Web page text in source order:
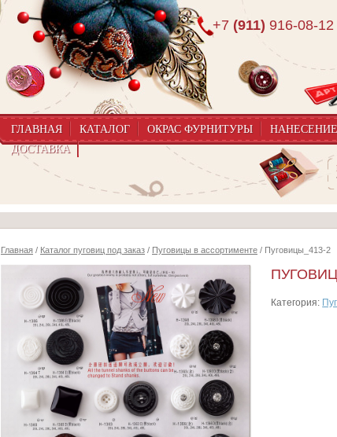
+7 (911) 916-08-12
ГЛАВНАЯ КАТАЛОГ ОКРАС ФУРНИТУРЫ
ДОСТАВКА
Главная / Каталог пуговиц под заказ / Пуговицы в ассортименте / Пуговицы_413-2
Категория: